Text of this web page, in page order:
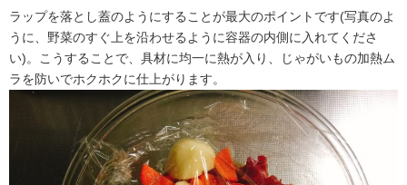
ラップを落とし蓋のようにすることが最大のポイントです(写真のよ
うに、野菜のすぐ上を沿わせるように容器の内側に入れてくださ
い)。こうすることで、具材に均一に熱が入り、じゃがいもの加熱ム
ラを防いでホクホクに仕上がります。